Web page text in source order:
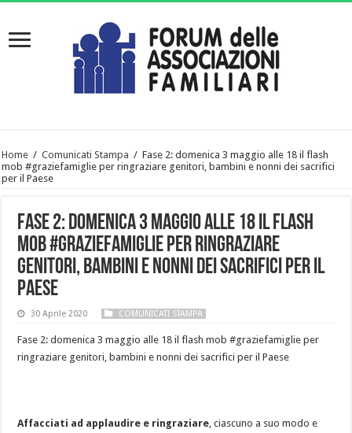
Home / Comunicati Stampa / Fase 2: domenica 3 maggio alle 18 il flash
mob #graziefamiglie per ringraziare genitori, bambini e nonni dei sacrifici
per il Paese
Fase 2: domenica 3 maggio alle 18 il flash
mob #graziefamiglie per ringraziare
genitori, bambini e nonni dei sacrifici per il
Paese
30 Aprile 2020 COMUNICATI STAMPA
Fase 2: domenica 3 maggio alle 18 il flash mob #graziefamiglie per
ringraziare genitori, bambini e nonni dei sacrifici per il Paese
Affacciati ad applaudire e ringraziare , ciascuno a suo modo e